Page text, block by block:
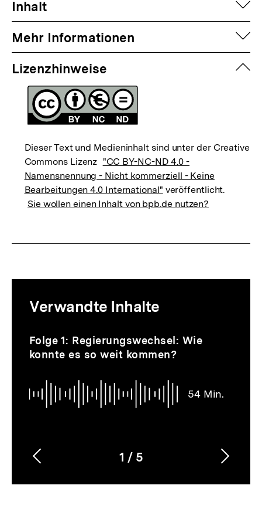
Inhalt
Mehr Informationen
Lizenzhinweise
Dieser Text und Medieninhalt sind unter der Creative
Commons Lizenz "CC BY-NC-ND 4.0 -
Namensnennung - Nicht kommerziell - Keine
Bearbeitungen 4.0 International" veröffentlicht.
Sie wollen einen Inhalt von bpb.de nutzen?
zur
Thematik
Verwandte Inhalte
Inhaltskarussell
überspringen
54 Min.
Audio
Dauer
54
Min.
Folge 1: Regierungswechsel: Wie
konnte es so weit kommen?
Karussellinhalt
1
von
/ 5
Vorherigen
Inhalt
Inhalt